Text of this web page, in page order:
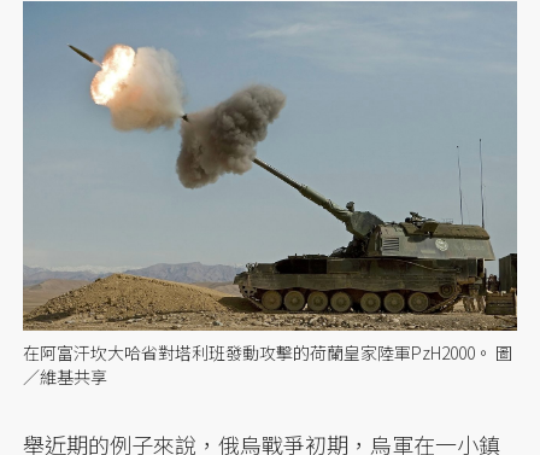
在阿富汗坎大哈省對塔利班發動攻擊的荷蘭皇家陸軍PzH2000。 圖
／維基共享
舉近期的例子來說，俄烏戰爭初期，烏軍在一小鎮